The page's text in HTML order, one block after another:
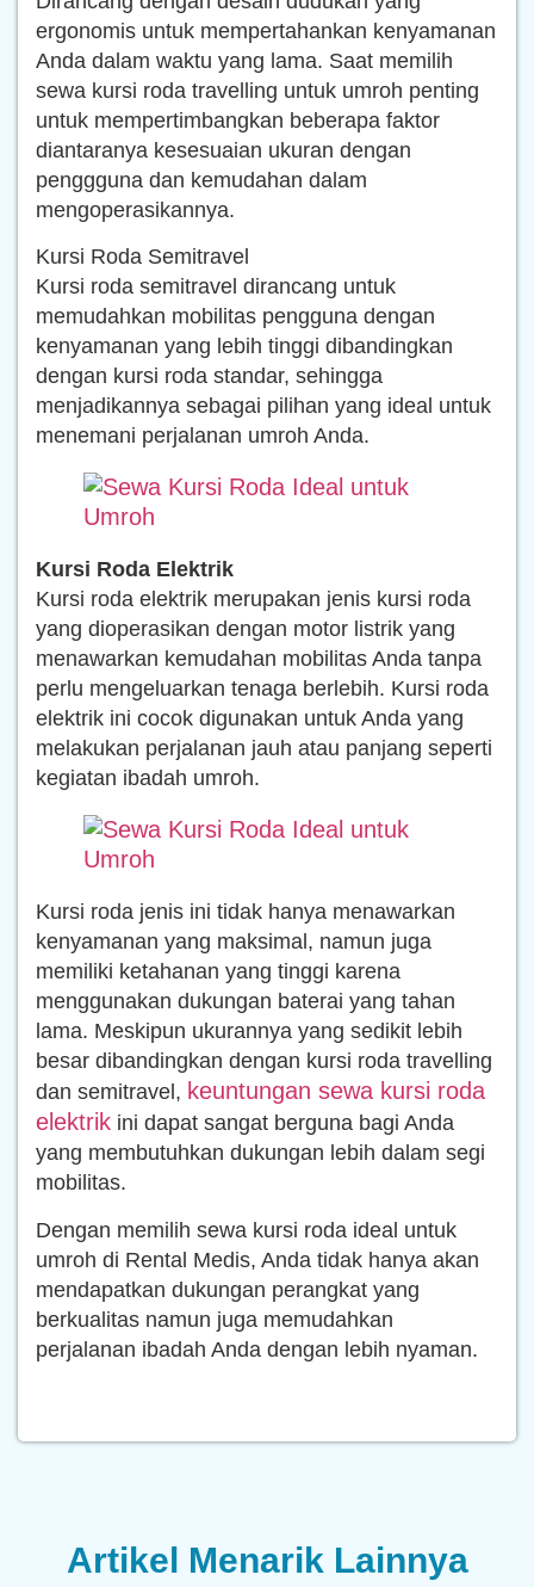
ergonomis untuk mempertahankan kenyamanan
Anda dalam waktu yang lama. Saat memilih
sewa kursi roda travelling untuk umroh penting
untuk mempertimbangkan beberapa faktor
diantaranya kesesuaian ukuran dengan
penggguna dan kemudahan dalam
mengoperasikannya.
Kursi Roda Semitravel
Kursi roda semitravel dirancang untuk
memudahkan mobilitas pengguna dengan
kenyamanan yang lebih tinggi dibandingkan
dengan kursi roda standar, sehingga
menjadikannya sebagai pilihan yang ideal untuk
menemani perjalanan umroh Anda.
Kursi Roda Elektrik
Kursi roda elektrik merupakan jenis kursi roda
yang dioperasikan dengan motor listrik yang
menawarkan kemudahan mobilitas Anda tanpa
perlu mengeluarkan tenaga berlebih. Kursi roda
elektrik ini cocok digunakan untuk Anda yang
melakukan perjalanan jauh atau panjang seperti
kegiatan ibadah umroh.
Kursi roda jenis ini tidak hanya menawarkan
kenyamanan yang maksimal, namun juga
memiliki ketahanan yang tinggi karena
menggunakan dukungan baterai yang tahan
lama. Meskipun ukurannya yang sedikit lebih
besar dibandingkan dengan kursi roda travelling
dan semitravel, keuntungan sewa kursi roda
elektrik ini dapat sangat berguna bagi Anda
yang membutuhkan dukungan lebih dalam segi
mobilitas.
Dengan memilih sewa kursi roda ideal untuk
umroh di Rental Medis, Anda tidak hanya akan
mendapatkan dukungan perangkat yang
berkualitas namun juga memudahkan
perjalanan ibadah Anda dengan lebih nyaman.
Artikel Menarik Lainnya